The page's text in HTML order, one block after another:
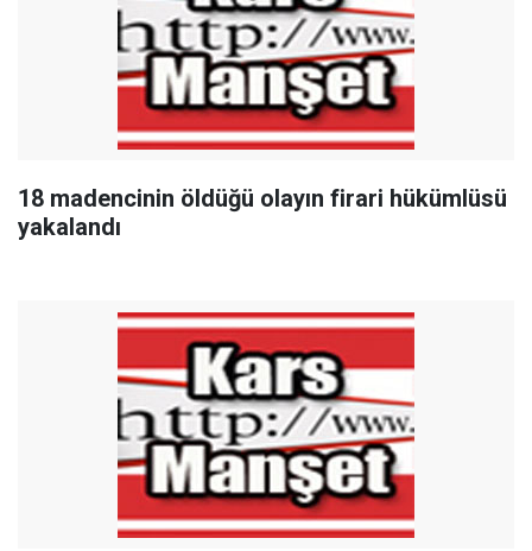
18 madencinin öldüğü olayın firari hükümlüsü
yakalandı